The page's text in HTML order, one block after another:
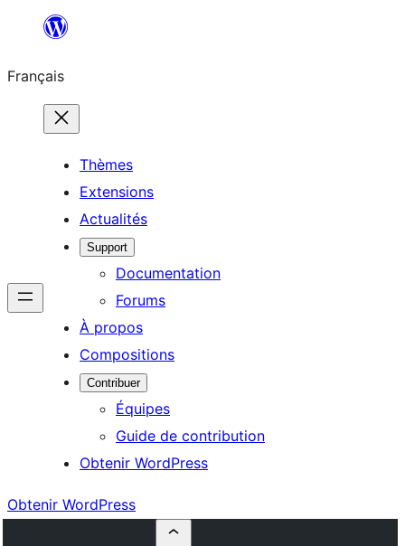
contenu
Français
Thèmes
Extensions
Actualités
Support
Documentation
Forums
À propos
Compositions
Contribuer
Équipes
Guide de contribution
Obtenir WordPress
Obtenir WordPress